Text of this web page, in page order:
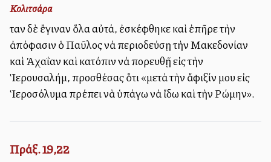
Κολιτσάρα
Ὅταν δὲ ἔγιναν ὅλα αὐτά, ἐσκέφθηκε καὶ ἐπῆρε τὴν
ἀπόφασιν ὁ Παῦλος νὰ περιοδεύσῃ τὴν Μακεδονίαν
καὶ Ἀχαΐαν καὶ κατόπιν νὰ πορευθῇ εἰς τὴν
Ἱερουσαλήμ, προσθέσας ὅτι «μετὰ τὴν ἄφιξίν μου εἰς
Ἱεροσόλυμα πρέπει νὰ ὑπάγω νὰ ἴδω καὶ τὴν Ρώμην».
Πράξ. 19,22